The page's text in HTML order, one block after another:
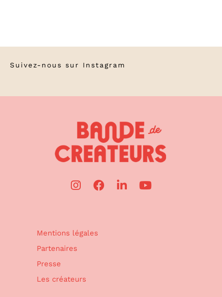
Suivez-nous sur Instagram
Mentions légales
Partenaires
Presse
Les créateurs